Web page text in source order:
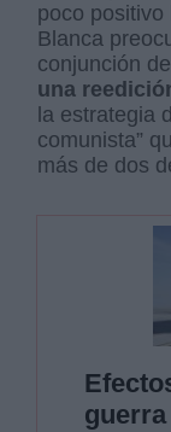
poco
Blanca
conjunción
una
la estrategia
comunista”
más de dos